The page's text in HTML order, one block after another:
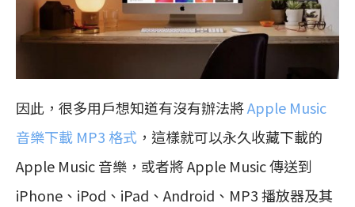
因此，很多用戶想知道有沒有辦法將Apple Music
音樂下載 MP3 格式 ，這樣就可以永久收藏下載的
Apple Music 音樂，或者將 Apple Music 傳送到
iPhone、iPod、iPad、Android、MP3 播放器及其